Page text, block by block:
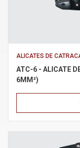
Política de
Termos de uso
ALICATES DE
ATC-6 - ALICATE
6MM²)